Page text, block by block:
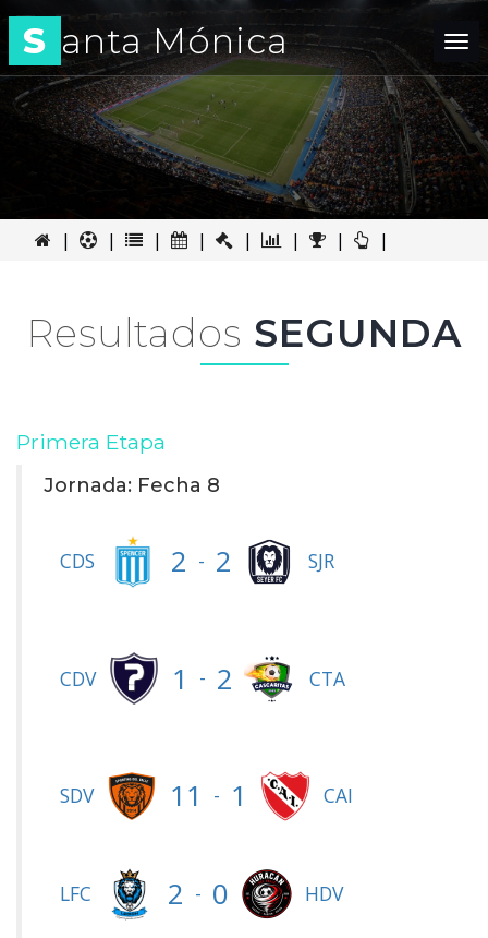
S anta Mónica
| | | | | | | |
Resultados SEGUNDA
Primera Etapa
Jornada: Fecha 8
CDS 2 - 2 SJR
CDV 1 - 2 CTA
SDV 11 - 1 CAI
LFC 2 - 0 HDV